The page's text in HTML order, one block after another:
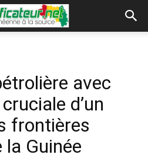
avec
d’un
frontières
Guinée